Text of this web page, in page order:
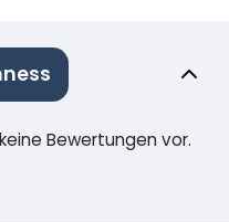
Bewertungen vor.